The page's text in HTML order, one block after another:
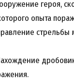
героя,
опыта
стрельбы